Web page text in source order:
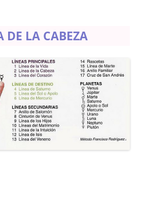
DE LA CABEZA